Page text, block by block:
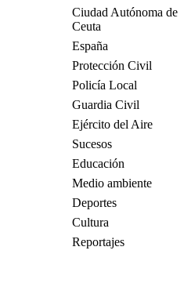
Ciudad Autónoma de
Ceuta
España
Protección Civil
Policía Local
Guardia Civil
Ejército del Aire
Sucesos
Educación
Medio ambiente
Deportes
Cultura
Reportajes